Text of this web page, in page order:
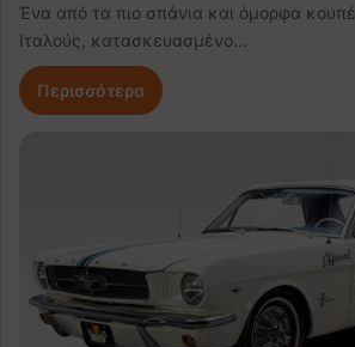
Ένα από τα πιο σπάνια και όμορφα
Ιταλούς, κατασκευασμένο…
Περισσότερα